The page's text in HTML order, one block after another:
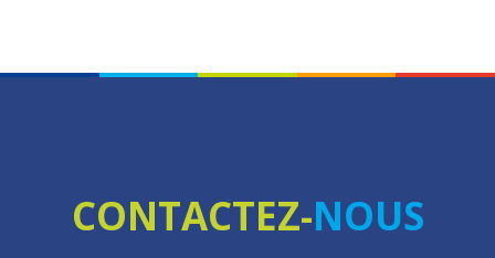
CONTACTEZ-NOUS